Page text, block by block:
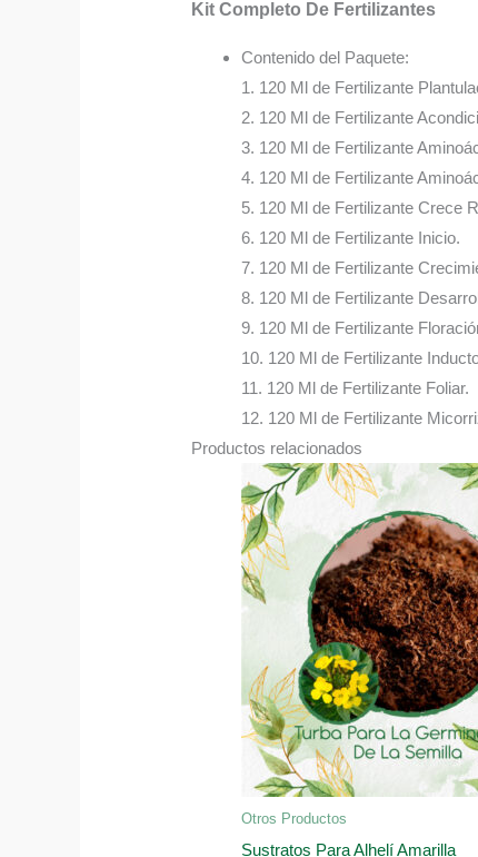
Kit Completo De Fertilizantes
Contenido del Paquete:
1. 120 Ml de Fertilizante
2. 120 Ml de Fertilizante
3. 120 Ml de Fertilizante
4. 120 Ml de Fertilizante
5. 120 Ml de Fertilizante Crece
6. 120 Ml de Fertilizante Inicio.
7. 120 Ml de Fertilizante
8. 120 Ml de Fertilizante
9. 120 Ml de Fertilizante
10. 120 Ml de Fertilizante
11. 120 Ml de Fertilizante Foliar.
12. 120 Ml de Fertilizante
Productos relacionados
Otros Productos
Sustratos Para Alhelí Amarilla